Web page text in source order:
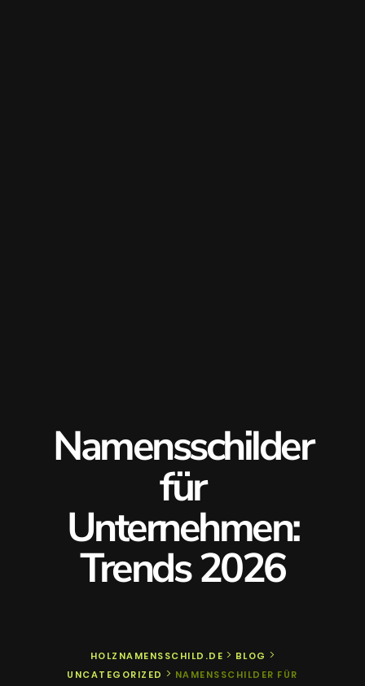
Namensschilder
für
Unternehmen:
Trends 2026
HOLZNAMENSSCHILD.DE > BLOG >
UNCATEGORIZED > NAMENSSCHILDER FÜR